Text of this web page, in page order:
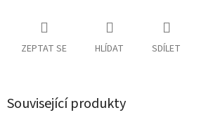
ZEPTAT SE HLÍDAT SDÍLET
Související produkty